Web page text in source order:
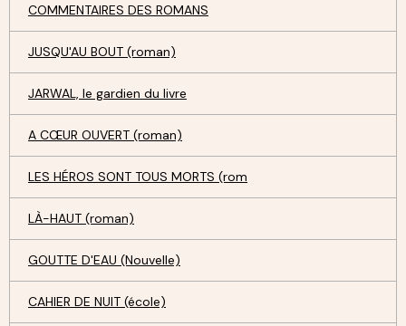
COMMENTAIRES DES ROMANS
JUSQU'AU BOUT (roman)
JARWAL, le gardien du livre
A CŒUR OUVERT (roman)
LES HÉROS SONT TOUS MORTS (rom
LÀ-HAUT (roman)
GOUTTE D'EAU (Nouvelle)
CAHIER DE NUIT (école)